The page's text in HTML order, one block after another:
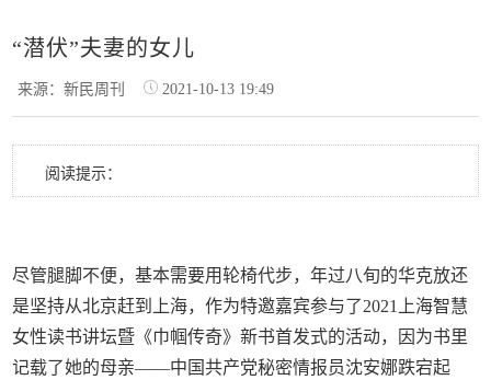
“潜伏”夫妻的女儿
来源：新民周刊 2021-10-13 19:49
阅读提示：
尽管腿脚不便，基本需要用轮椅代步，年过八旬的华克放还
是坚持从北京赶到上海，作为特邀嘉宾参与了2021上海智慧
女性读书讲坛暨《巾帼传奇》新书首发式的活动，因为书里
记载了她的母亲——中国共产党秘密情报员沈安娜跌宕起